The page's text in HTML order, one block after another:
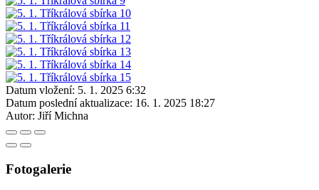
Datum vložení: 5. 1. 2025 6:32
Datum poslední aktualizace: 16. 1. 2025 18:27
Autor: Jiří Michna
Fotogalerie